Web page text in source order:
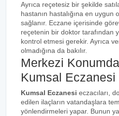
Ayrıca reçetesiz bir şekilde
hastanın hastalığına en uygun
sağlanır. Eczane içerisinde
reçetenin bir doktor tarafından
kontrol etmesi gerekir. Ayrıca
olmadığına da bakılır.
Merkezi
Kumsal Eczanesi
Kumsal Eczanesi eczacıları,
edilen ilaçların vatandaşlara
yönlendirmeleri yapar. Bunun